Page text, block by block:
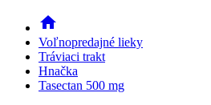
home
Voľnopredajné lieky
Tráviaci trakt
Hnačka
Tasectan 500 mg